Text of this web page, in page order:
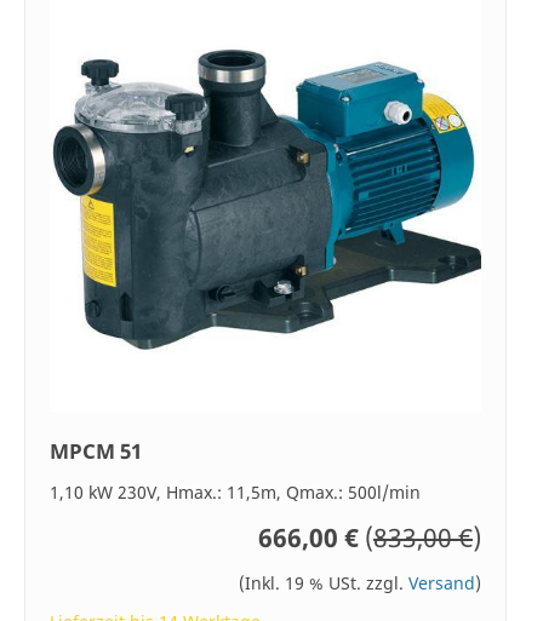
MPCM 51
1,10 kW 230V, Hmax.: 11,5m, Qmax.: 500l/min
666,00 € (833,00 €)
(Inkl. 19 % USt. zzgl. Versand)